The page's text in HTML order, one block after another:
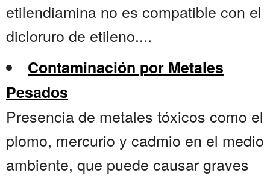
etilendiamina no es compatible con el
dicloruro de etileno....
Contaminación por Metales
Pesados
Presencia de metales tóxicos como el
plomo, mercurio y cadmio en el medio
ambiente, que puede causar graves